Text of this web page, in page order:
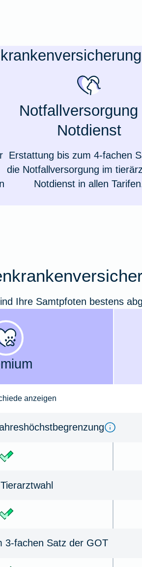
Notfallversorgung
Notdienst
Erstattung bis zum 4-fachen
die Notfallversorgung im
Notdienst in allen
Ihre Samtpfoten bestens
anzeigen
3-fachen Satz der GOT